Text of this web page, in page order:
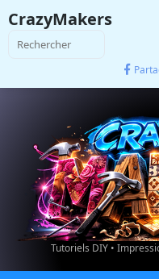
CrazyMakers
Tutoriels DIY •